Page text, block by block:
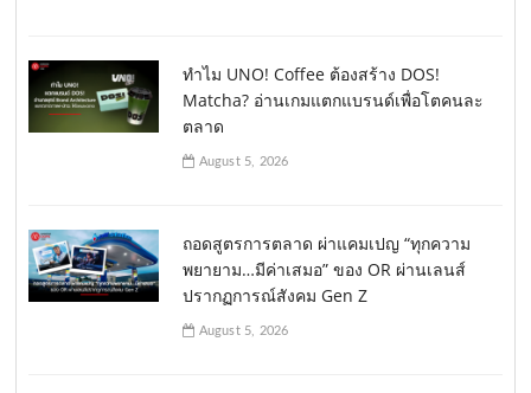
ทำไม UNO! Coffee ต้องสร้าง DOS!
Matcha? อ่านเกมแตกแบรนด์เพื่อโตคนละ
ตลาด
August 5, 2026
ถอดสูตรการตลาด ผ่าแคมเปญ “ทุกความ
พยายาม…มีค่าเสมอ” ของ OR ผ่านเลนส์
ปรากฏการณ์สังคม Gen Z
August 5, 2026